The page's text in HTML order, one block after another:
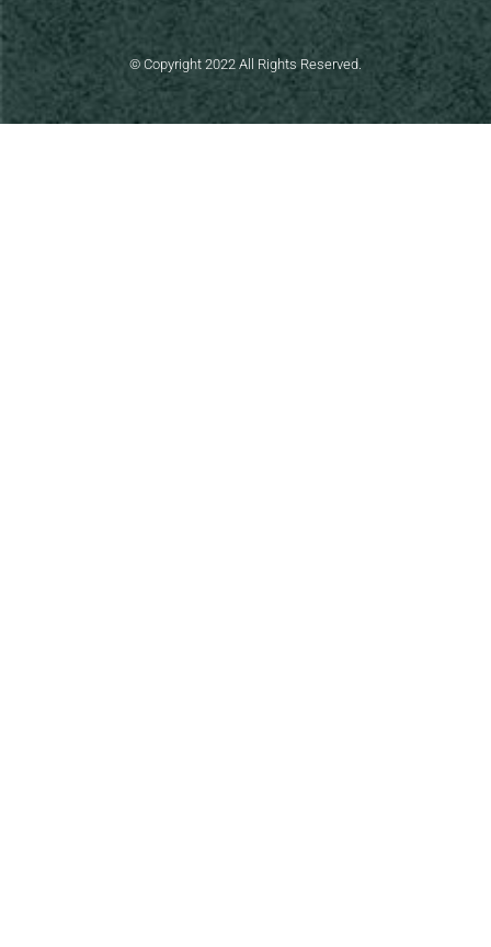
© Copyright 2022 All Rights Reserved.